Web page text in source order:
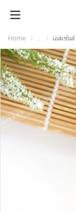
Home ... เอสเซ้นส์